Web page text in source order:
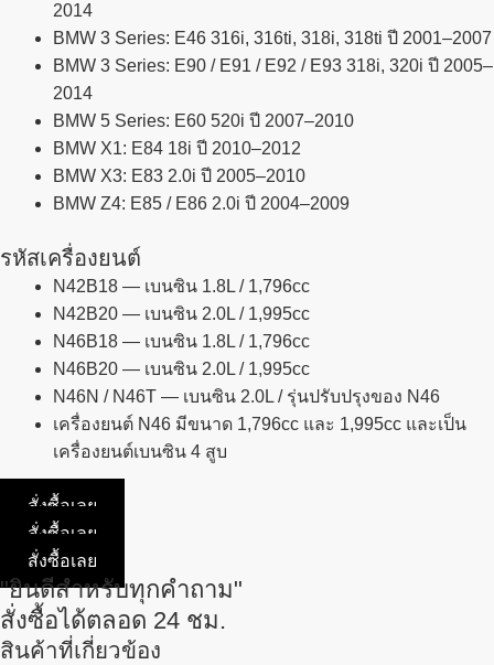
2014
BMW 3 Series: E46 316i, 316ti, 318i, 318ti ปี 2001–2007
BMW 3 Series: E90 / E91 / E92 / E93 318i, 320i ปี 2005–
2014
BMW 5 Series: E60 520i ปี 2007–2010
BMW X1: E84 18i ปี 2010–2012
BMW X3: E83 2.0i ปี 2005–2010
BMW Z4: E85 / E86 2.0i ปี 2004–2009
รหัสเครื่องยนต์
N42B18 — เบนซิน 1.8L / 1,796cc
N42B20 — เบนซิน 2.0L / 1,995cc
N46B18 — เบนซิน 1.8L / 1,796cc
N46B20 — เบนซิน 2.0L / 1,995cc
N46N / N46T — เบนซิน 2.0L / รุ่นปรับปรุงของ N46
เครื่องยนต์ N46 มีขนาด 1,796cc และ 1,995cc และเป็น
เครื่องยนต์เบนซิน 4 สูบ
สั่งซื้อเลย
สั่งซื้อเลย
สั่งซื้อเลย
"ยินดีสำหรับทุกคำถาม"
สั่งซื้อได้ตลอด 24 ชม.
สินค้าที่เกี่ยวข้อง